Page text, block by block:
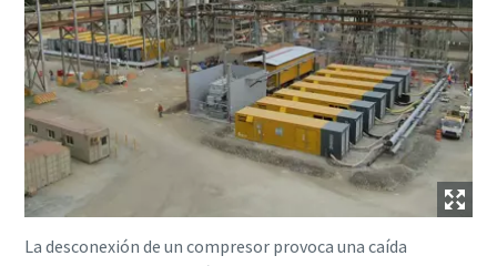
La desconexión de un compresor provoca una caída